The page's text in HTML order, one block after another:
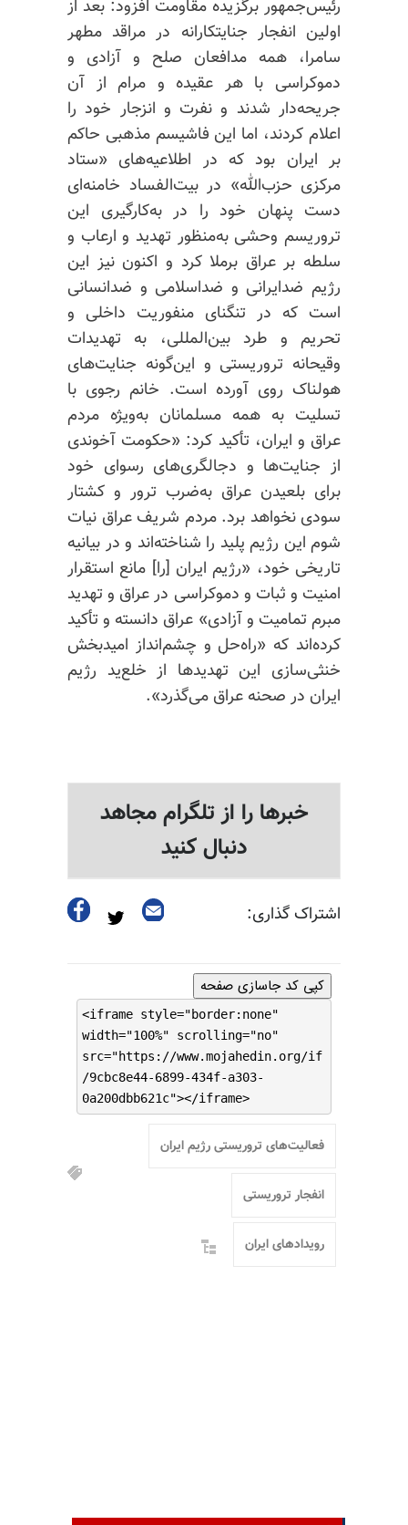
رئیس‌جمهور برگزیده مقاومت افزود: بعد از
اولین انفجار جنایتکارانه در مراقد مطهر
سامرا، همه مدافعان صلح و آزادی و
دموکراسی با هر عقیده و مرام از آن
جریحه‌دار شدند و نفرت و انزجار خود را
اعلام کردند، اما این فاشیسم مذهبی حاکم
بر ایران بود که در اطلاعیه‌های «ستاد
مرکزی حزب‌الله» در بیت‌الفساد خامنه‌ای
دست پنهان خود را در به‌کارگیری این
تروریسم وحشی به‌منظور تهدید و ارعاب و
سلطه بر عراق برملا کرد و اکنون نیز این
رژیم ضدایرانی و ضداسلامی و ضدانسانی
است که در تنگنای منفوریت داخلی و
تحریم و طرد بین‌المللی، به تهدیدات
وقیحانه تروریستی و این‌گونه جنایت‌های
هولناک روی آورده است. خانم رجوی با
تسلیت به همه مسلمانان به‌ویژه مردم
عراق و ایران، تأکید کرد: «حکومت آخوندی
از جنایت‌ها و دجالگری‌های رسوای خود
برای بلعیدن عراق به‌ضرب ترور و کشتار
سودی نخواهد برد. مردم شریف عراق نیات
شوم این رژیم پلید را شناخته‌اند و در بیانیه
تاریخی خود، «رژیم ایران [را] مانع استقرار
امنیت و ثبات و دموکراسی در عراق و تهدید
مبرم تمامیت و آزادی» عراق دانسته و تأکید
کرده‌اند که «راه‌حل و چشم‌انداز امیدبخش
خنثی‌سازی این تهدیدها از خلع‌ید رژیم
ایران در صحنه عراق می‌گذرد».
خبرها را از تلگرام مجاهد
دنبال کنید
اشتراک گذاری:
کپی کد جاسازی صفحه
<iframe style="border:none"
width="100%" scrolling="no"
src="https://www.mojahedin.org/if
/9cbc8e44-6899-434f-a303-
0a200dbb621c"></iframe>
فعالیت‌های تروریستی رژیم ایران
انفجار تروریستی
رویدادهای ایران